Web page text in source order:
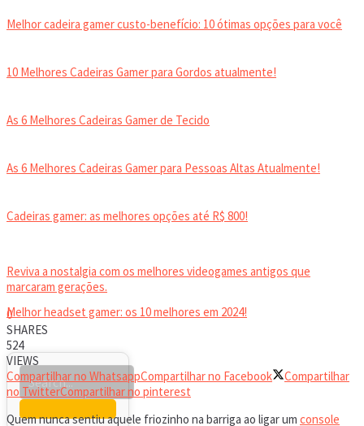
Melhor cadeira gamer custo-benefício: 10 ótimas opções para você
10 Melhores Cadeiras Gamer para Gordos atualmente!
As 6 Melhores Cadeiras Gamer de Tecido
As 6 Melhores Cadeiras Gamer para Pessoas Altas Atualmente!
Cadeiras gamer: as melhores opções até R$ 800!
HEADSET
Melhor headset gamer: os 10 melhores em 2024!
Reviva a nostalgia com os melhores videogames antigos que
marcaram gerações.
0
SHARES
524
VIEWS
Compartilhar no WhatsappCompartilhar no Facebook
Compartilhar
no TwitterCompartilhar no pinterest
Quem nunca sentiu aquele friozinho na barriga ao ligar um console